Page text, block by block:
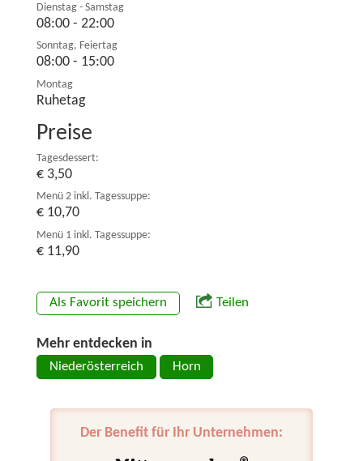
Dienstag - Samstag
08:00 - 22:00
Sonntag, Feiertag
08:00 - 15:00
Montag
Ruhetag
Preise
Tagesdessert:
€ 3,50
Menü 2 inkl. Tagessuppe:
€ 10,70
Menü 1 inkl. Tagessuppe:
€ 11,90
Als Favorit speichern Teilen
Mehr entdecken in
Niederösterreich Horn
Der Benefit für Ihr Unternehmen: